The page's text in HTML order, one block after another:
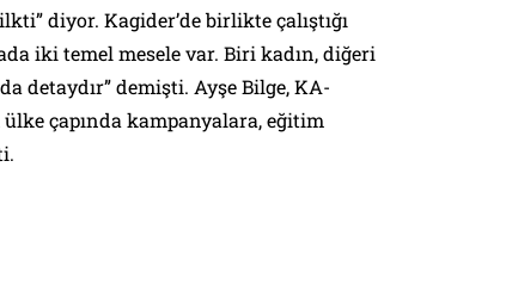
diyor. Kagider’de birlikte çalıştığı
iki temel mesele var. Biri kadın, diğeri
detaydır” demişti. Ayşe Bilge, KA-
ülke çapında kampanyalara, eğitim